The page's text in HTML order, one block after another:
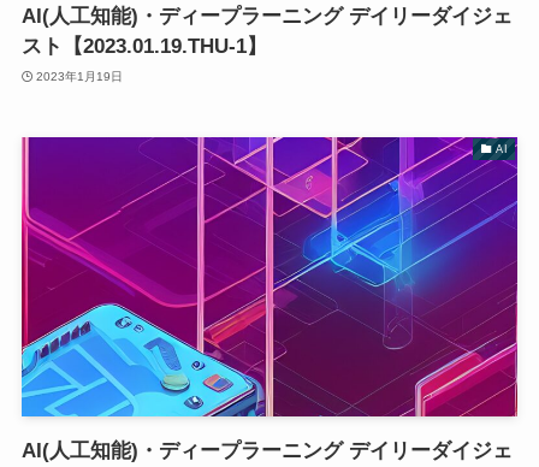
AI(人工知能)・ディープラーニング デイリーダイジェ
スト【2023.01.19.THU-1】
2023年1月19日
AI
AI(人工知能)・ディープラーニング デイリーダイジェ